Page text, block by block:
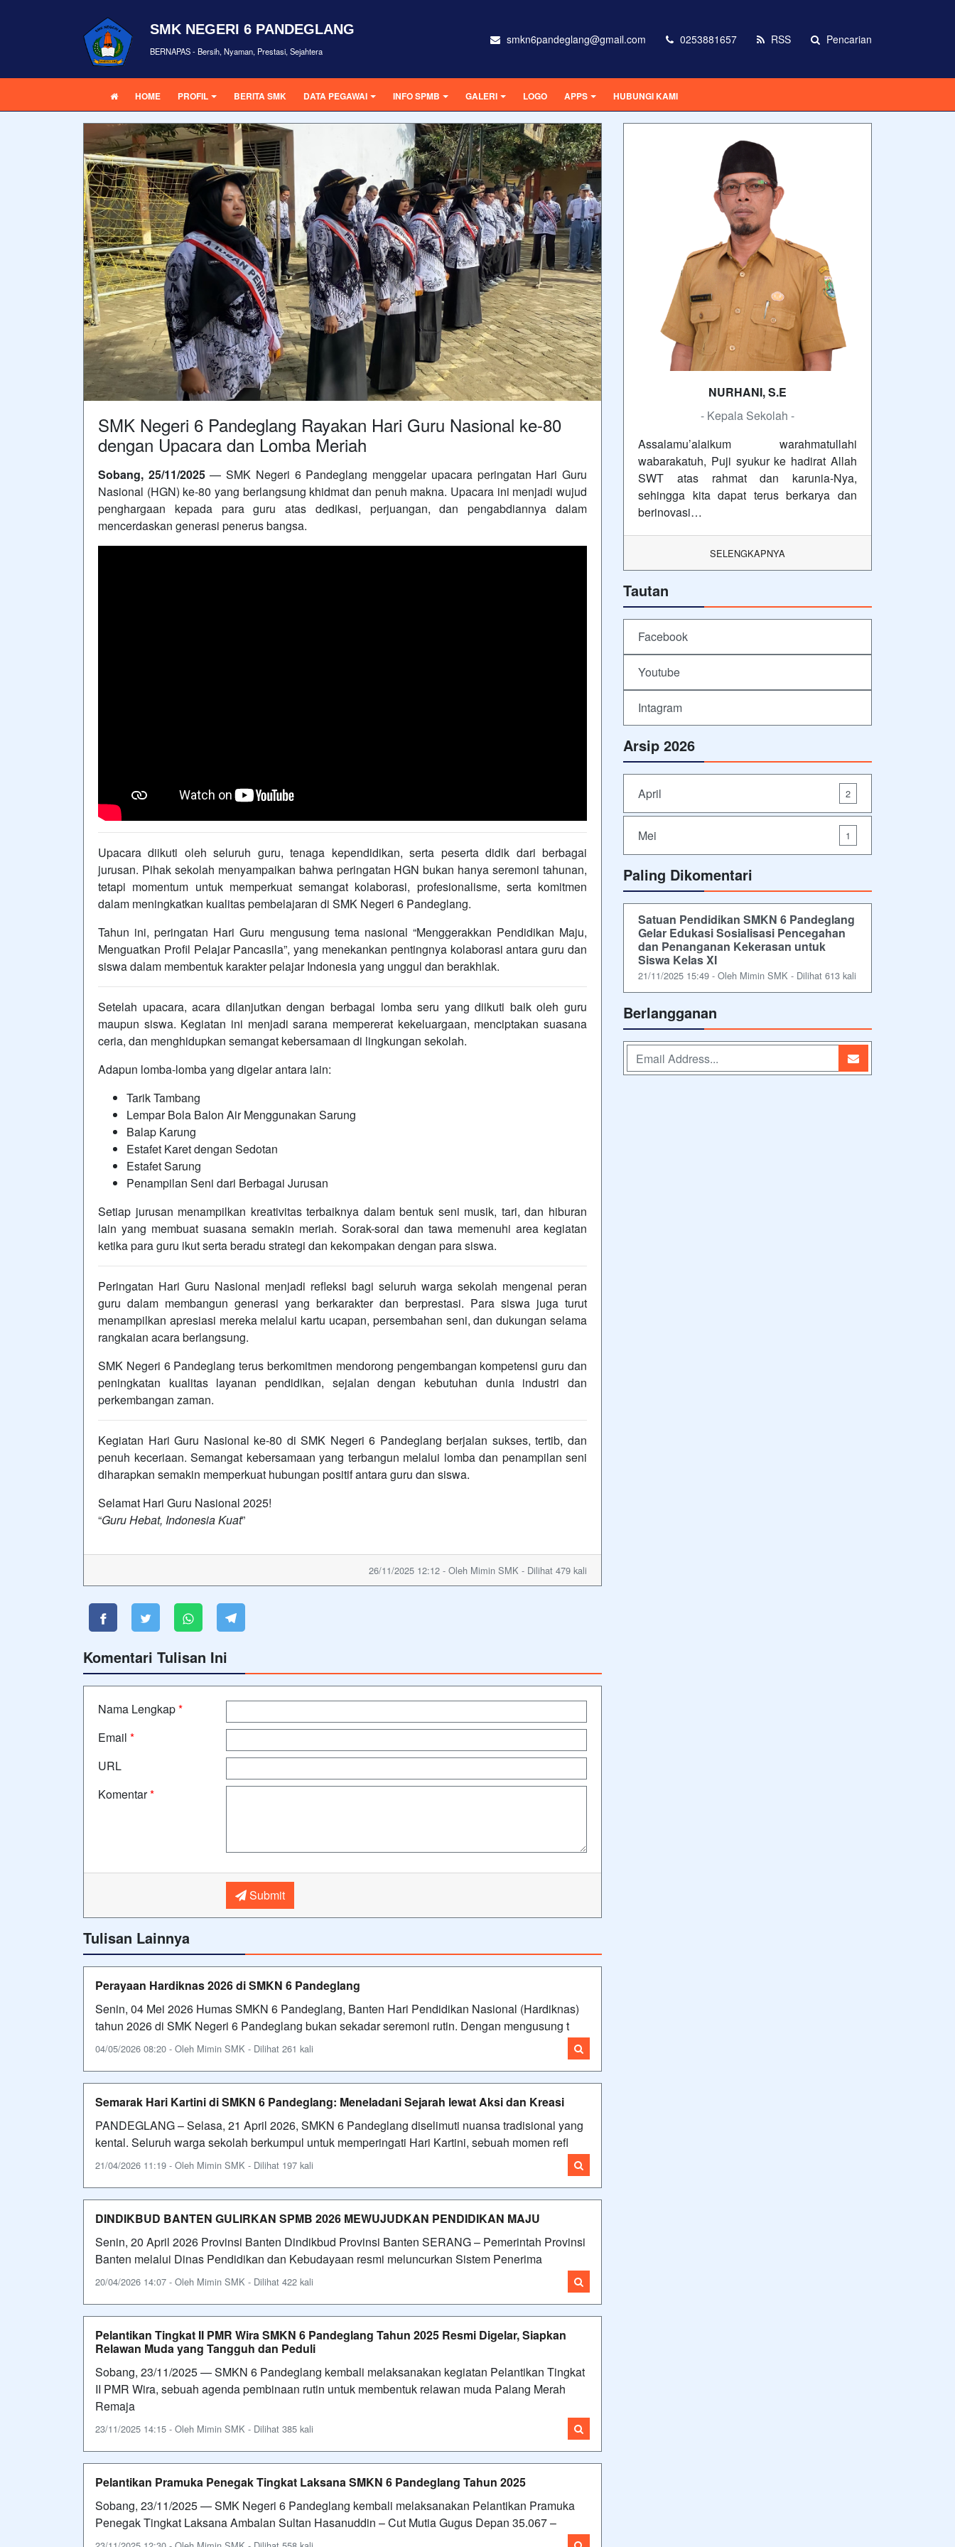
SMK NEGERI 6 PANDEGLANG
BERNAPAS - Bersih, Nyaman, Prestasi, Sejahtera
smkn6pandeglang@gmail.com 0253881657 RSS Pencarian
HOME PROFIL BERITA SMK DATA PEGAWAI INFO SPMB GALERI LOGO APPS HUBUNGI KAMI
SMK Negeri 6 Pandeglang Rayakan Hari Guru Nasional ke-80
dengan Upacara dan Lomba Meriah
Sobang, 25/11/2025— SMK Negeri 6 Pandeglang menggelar upacara peringatan Hari Guru
Nasional (HGN) ke-80 yang berlangsung khidmat dan penuh makna. Upacara ini menjadi wujud
penghargaan kepada para guru atas dedikasi, perjuangan, dan pengabdiannya dalam
mencerdaskan generasi penerus bangsa.
Upacara diikuti oleh seluruh guru, tenaga kependidikan, serta peserta didik dari berbagai
jurusan. Pihak sekolah menyampaikan bahwa peringatan HGN bukan hanya seremoni tahunan,
tetapi momentum untuk memperkuat semangat kolaborasi, profesionalisme, serta komitmen
dalam meningkatkan kualitas pembelajaran di SMK Negeri 6 Pandeglang.
Tahun ini, peringatan Hari Guru mengusung tema nasional “Menggerakkan Pendidikan Maju,
Menguatkan Profil Pelajar Pancasila”, yang menekankan pentingnya kolaborasi antara guru dan
siswa dalam membentuk karakter pelajar Indonesia yang unggul dan berakhlak.
Setelah upacara, acara dilanjutkan dengan berbagai lomba seru yang diikuti baik oleh guru
maupun siswa. Kegiatan ini menjadi sarana mempererat kekeluargaan, menciptakan suasana
ceria, dan menghidupkan semangat kebersamaan di lingkungan sekolah.
Adapun lomba-lomba yang digelar antara lain:
Tarik Tambang
Lempar Bola Balon Air Menggunakan Sarung
Balap Karung
Estafet Karet dengan Sedotan
Estafet Sarung
Penampilan Seni dari Berbagai Jurusan
Setiap jurusan menampilkan kreativitas terbaiknya dalam bentuk seni musik, tari, dan hiburan
lain yang membuat suasana semakin meriah. Sorak-sorai dan tawa memenuhi area kegiatan
ketika para guru ikut serta beradu strategi dan kekompakan dengan para siswa.
Peringatan Hari Guru Nasional menjadi refleksi bagi seluruh warga sekolah mengenai peran
guru dalam membangun generasi yang berkarakter dan berprestasi. Para siswa juga turut
menampilkan apresiasi mereka melalui kartu ucapan, persembahan seni, dan dukungan selama
rangkaian acara berlangsung.
SMK Negeri 6 Pandeglang terus berkomitmen mendorong pengembangan kompetensi guru dan
peningkatan kualitas layanan pendidikan, sejalan dengan kebutuhan dunia industri dan
perkembangan zaman.
Kegiatan Hari Guru Nasional ke-80 di SMK Negeri 6 Pandeglang berjalan sukses, tertib, dan
penuh keceriaan. Semangat kebersamaan yang terbangun melalui lomba dan penampilan seni
diharapkan semakin memperkuat hubungan positif antara guru dan siswa.
Selamat Hari Guru Nasional 2025!
“Guru Hebat, Indonesia Kuat”
26/11/2025 12:12 - Oleh Mimin SMK - Dilihat 479 kali
Komentari Tulisan Ini
Nama Lengkap*
Email *
URL
Komentar*
Submit
Tulisan Lainnya
Perayaan Hardiknas 2026 di SMKN 6 Pandeglang
Senin, 04 Mei 2026 Humas SMKN 6 Pandeglang, Banten Hari Pendidikan Nasional (Hardiknas)
tahun 2026 di SMK Negeri 6 Pandeglang bukan sekadar seremoni rutin. Dengan mengusung t
04/05/2026 08:20 - Oleh Mimin SMK - Dilihat 261 kali
Semarak Hari Kartini di SMKN 6 Pandeglang: Meneladani Sejarah lewat Aksi dan Kreasi
PANDEGLANG – Selasa, 21 April 2026, SMKN 6 Pandeglang diselimuti nuansa tradisional yang
kental. Seluruh warga sekolah berkumpul untuk memperingati Hari Kartini, sebuah momen refl
21/04/2026 11:19 - Oleh Mimin SMK - Dilihat 197 kali
DINDIKBUD BANTEN GULIRKAN SPMB 2026 MEWUJUDKAN PENDIDIKAN MAJU
Senin, 20 April 2026 Provinsi Banten Dindikbud Provinsi Banten SERANG – Pemerintah Provinsi
Banten melalui Dinas Pendidikan dan Kebudayaan resmi meluncurkan Sistem Penerima
20/04/2026 14:07 - Oleh Mimin SMK - Dilihat 422 kali
Pelantikan Tingkat II PMR Wira SMKN 6 Pandeglang Tahun 2025 Resmi Digelar, Siapkan
Relawan Muda yang Tangguh dan Peduli
Sobang, 23/11/2025 — SMKN 6 Pandeglang kembali melaksanakan kegiatan Pelantikan Tingkat
II PMR Wira, sebuah agenda pembinaan rutin untuk membentuk relawan muda Palang Merah
Remaja
23/11/2025 14:15 - Oleh Mimin SMK - Dilihat 385 kali
Pelantikan Pramuka Penegak Tingkat Laksana SMKN 6 Pandeglang Tahun 2025
Sobang, 23/11/2025 — SMK Negeri 6 Pandeglang kembali melaksanakan Pelantikan Pramuka
Penegak Tingkat Laksana Ambalan Sultan Hasanuddin – Cut Mutia Gugus Depan 35.067 –
NURHANI, S.E
- Kepala Sekolah -
Assalamu’alaikum warahmatullahi
wabarakatuh, Puji syukur ke hadirat Allah
SWT atas rahmat dan karunia-Nya,
sehingga kita dapat terus berkarya dan
berinovasi…
SELENGKAPNYA
Tautan
Facebook
Youtube
Intagram
Arsip 2026
April 2
Mei 1
Paling Dikomentari
Satuan Pendidikan SMKN 6 Pandeglang
Gelar Edukasi Sosialisasi Pencegahan
dan Penanganan Kekerasan untuk
Siswa Kelas XI
21/11/2025 15:49 - Oleh Mimin SMK - Dilihat 613 kali
Berlangganan